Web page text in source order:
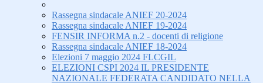
Rassegna sindacale ANIEF 20-2024
Rassegna sindacale ANIEF 19-2024
FENSIR INFORMA n.2 - docenti di religione
Rassegna sindacale ANIEF 18-2024
Elezioni 7 maggio 2024 FLCGIL
ELEZIONI CSPI 2024 IL PRESIDENTE
NAZIONALE FEDERATA CANDIDATO NELLA